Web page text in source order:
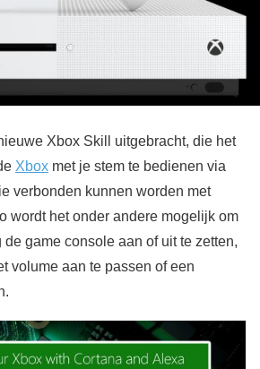
Xbox Skill uitgebracht, die het
Xbox met je stem te bedienen via
verbonden kunnen worden met
wordt het onder andere mogelijk om
game console aan of uit te zetten,
volume aan te passen of een